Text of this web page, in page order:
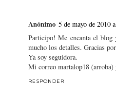
Anónimo 5 de mayo de 2010
Participo! Me encanta el blog
mucho los detalles. Gracias
Ya soy seguidora.
Mi correo martalop18 (arroba)
RESPONDER